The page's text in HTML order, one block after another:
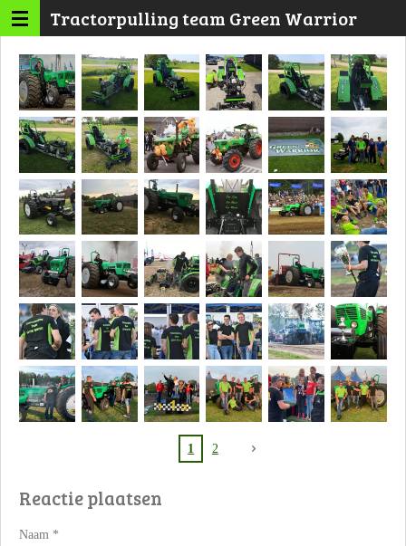
Ga
naar
de
hoofdinhoud
Tractorpulling team Green Warrior
1 2
Reactie plaatsen
Naam *